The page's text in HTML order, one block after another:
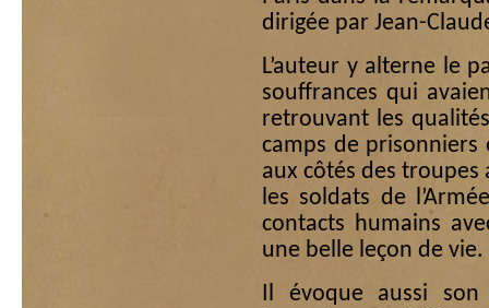
dirigée par Jean-
L’auteur y alterne le
souffrances qui
retrouvant les
camps de
aux côtés des troupes
les soldats de
contacts humains
une belle leçon de vie.
Il évoque aussi son